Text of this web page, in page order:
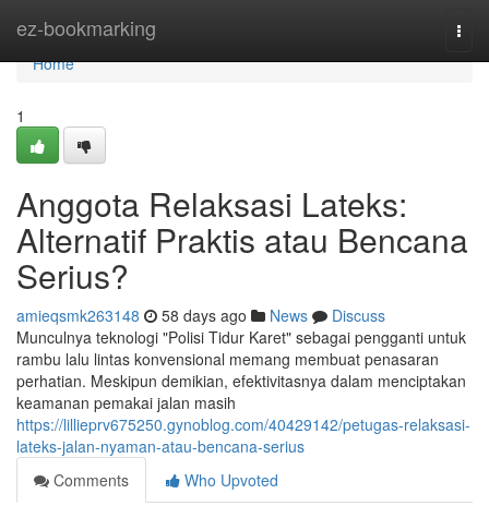
ez-bookmarking
Home
Home
1
Anggota Relaksasi Lateks:
Alternatif Praktis atau Bencana
Serius?
amieqsmk263148 58 days ago News
Discuss
Munculnya teknologi "Polisi Tidur Karet" sebagai pengganti untuk
rambu lalu lintas konvensional memang membuat penasaran
perhatian. Meskipun demikian, efektivitasnya dalam menciptakan
keamanan pemakai jalan masih
https://lillieprv675250.gynoblog.com/40429142/petugas-relaksasi-
lateks-jalan-nyaman-atau-bencana-serius
Comments
Who Upvoted